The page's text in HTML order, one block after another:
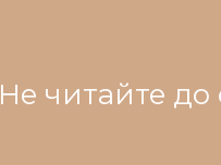
Не читайте до